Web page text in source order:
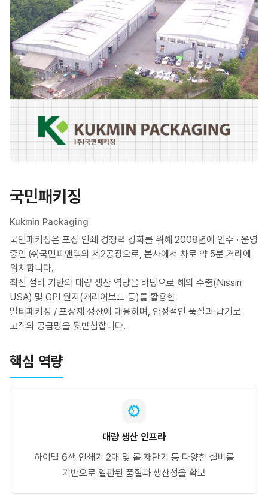
국민패키징
Kukmin Packaging
국민패키징은 포장 인쇄 경쟁력 강화를 위해 2008년에 인수 · 운영
중인 ㈜국민피앤텍의 제2공장으로, 본사에서 차로 약 5분 거리에
위치합니다.
최신 설비 기반의 대량 생산 역량을 바탕으로 해외 수출(Nissin
USA) 및 GPI 원지(캐리어보드 등)를 활용한
멀티패키징 / 포장재 생산에 대응하며, 안정적인 품질과 납기로
고객의 공급망을 뒷받침합니다.
핵심 역량
대량 생산 인프라
하이델 6색 인쇄기 2대 및 롤 재단기 등 다양한 설비를
기반으로 일관된 품질과 생산성을 확보